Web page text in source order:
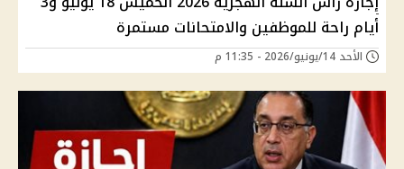
أيام راحة للموظفين والامتحانات مستمرة
الأحد 14/يونيو/2026 - 11:35 م